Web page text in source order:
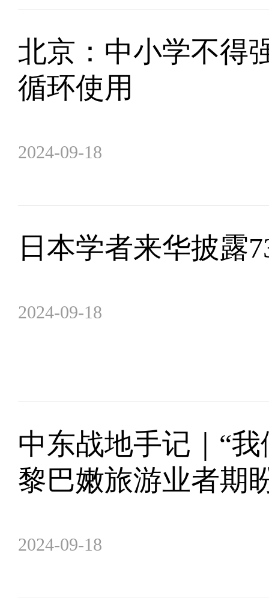
北京：中小学不得
循环使用
2024-09-18
日本学者来华披露
2024-09-18
中东战地手记｜“
黎巴嫩旅游业者期
2024-09-18